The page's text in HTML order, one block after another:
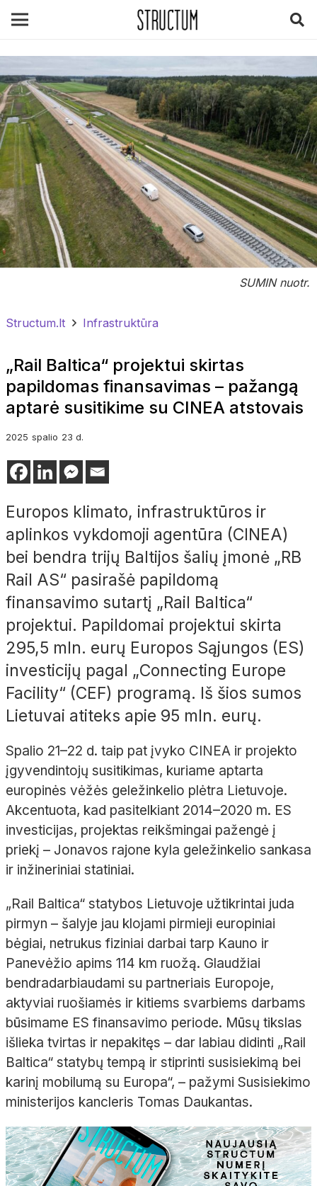
SUMIN nuotr.
Structum.lt Infrastruktūra
„Rail Baltica“ projektui skirtas
papildomas finansavimas – pažangą
aptarė susitikime su CINEA atstovais
2025 spalio 23 d.
Europos klimato, infrastruktūros ir
aplinkos vykdomoji agentūra (CINEA)
bei bendra trijų Baltijos šalių įmonė „RB
Rail AS“ pasirašė papildomą
finansavimo sutartį „Rail Baltica“
projektui. Papildomai projektui skirta
295,5 mln. eurų Europos Sąjungos (ES)
investicijų pagal „Connecting Europe
Facility“ (CEF) programą. Iš šios sumos
Lietuvai atiteks apie 95 mln. eurų.
Spalio 21–22 d. taip pat įvyko CINEA ir projekto
įgyvendintojų susitikimas, kuriame aptarta
europinės vėžės geležinkelio plėtra Lietuvoje.
Akcentuota, kad pasitelkiant 2014–2020 m. ES
investicijas, projektas reikšmingai pažengė į
priekį – Jonavos rajone kyla geležinkelio sankasa
ir inžineriniai statiniai.
„Rail Baltica“ statybos Lietuvoje užtikrintai juda
pirmyn – šalyje jau klojami pirmieji europiniai
bėgiai, netrukus fiziniai darbai tarp Kauno ir
Panevėžio apims 114 km ruožą. Glaudžiai
bendradarbiaudami su partneriais Europoje,
aktyviai ruošiamės ir kitiems svarbiems darbams
būsimame ES finansavimo periode. Mūsų tikslas
išlieka tvirtas ir nepakitęs – dar labiau didinti „Rail
Baltica“ statybų tempą ir stiprinti susisiekimą bei
karinį mobilumą su Europa“, – pažymi Susisiekimo
ministerijos kancleris Tomas Daukantas.